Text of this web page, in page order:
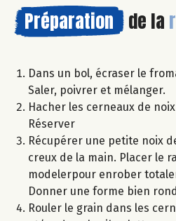
Préparation de la
Dans un bol, écraser le
Saler, poivrer et mélanger.
Hacher les cerneaux de
Réserver
Récupérer une petite noix
creux de la main. Placer le
modelerpour enrober
Donner une forme bien
Rouler le grain dans les